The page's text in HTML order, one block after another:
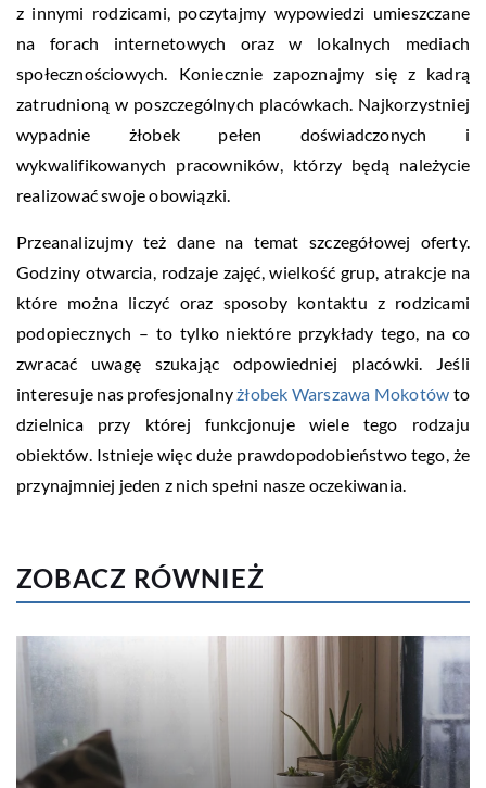
z innymi rodzicami, poczytajmy wypowiedzi umieszczane
na forach internetowych oraz w lokalnych mediach
społecznościowych. Koniecznie zapoznajmy się z kadrą
zatrudnioną w poszczególnych placówkach. Najkorzystniej
wypadnie żłobek pełen doświadczonych i
wykwalifikowanych pracowników, którzy będą należycie
realizować swoje obowiązki.
Przeanalizujmy też dane na temat szczegółowej oferty.
Godziny otwarcia, rodzaje zajęć, wielkość grup, atrakcje na
które można liczyć oraz sposoby kontaktu z rodzicami
podopiecznych – to tylko niektóre przykłady tego, na co
zwracać uwagę szukając odpowiedniej placówki. Jeśli
interesuje nas profesjonalnyżłobek Warszawa Mokotów to
dzielnica przy której funkcjonuje wiele tego rodzaju
obiektów. Istnieje więc duże prawdopodobieństwo tego, że
przynajmniej jeden z nich spełni nasze oczekiwania.
ZOBACZ RÓWNIEŻ